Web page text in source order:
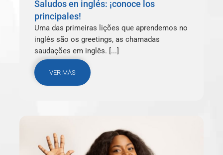
Saludos en inglés: ¡conoce los
principales!
Uma das primeiras lições que aprendemos no
inglês são os greetings, as chamadas
saudações em inglês. [...]
VER MÁS